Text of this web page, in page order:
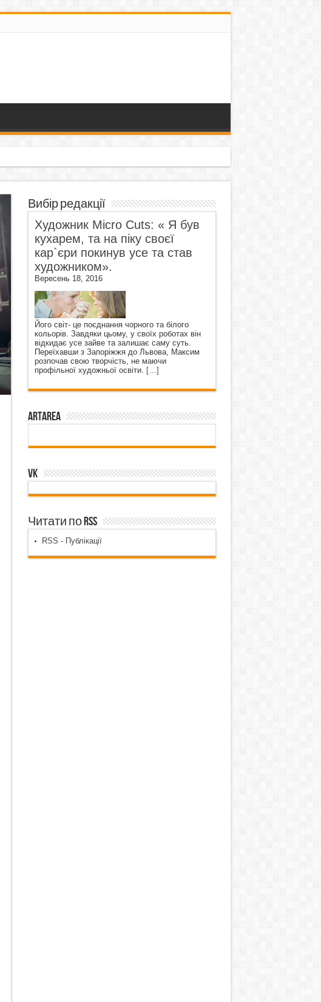
Вибір редакції
Художник Micro Cuts: « Я був
кухарем, та на піку своєї
кар`єри покинув усе та став
художником».
Вересень 18, 2016
Його світ- це поєднання чорного та білого
кольорів. Завдяки цьому, у своїх роботах він
відкидає усе зайве та залишає саму суть.
Переїхавши з Запоріжжя до Львова, Максим
розпочав свою творчість, не маючи
профільної художньої освіти. […]
ArtArea
VK
Читати по RSS
RSS - Публікації